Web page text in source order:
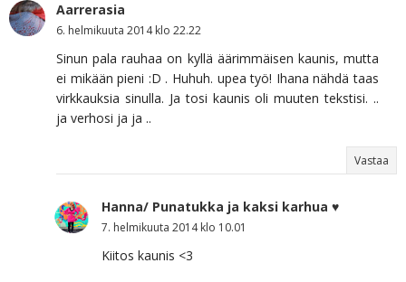
Aarrerasia
6. helmikuuta 2014 klo 22.22
Sinun pala rauhaa on kyllä äärimmäisen kaunis, mutta
ei mikään pieni :D . Huhuh. upea työ! Ihana nähdä taas
virkkauksia sinulla. Ja tosi kaunis oli muuten tekstisi. ..
ja verhosi ja ja ..
Vastaa
Hanna/ Punatukka ja kaksi karhua ♥
7. helmikuuta 2014 klo 10.01
Kiitos kaunis <3